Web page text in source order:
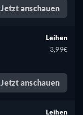
Jetzt anschauen
Leihen
3,99€
Jetzt anschauen
Leihen